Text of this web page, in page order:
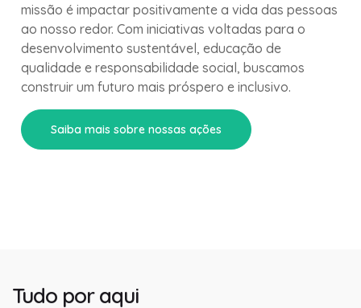
missão é impactar positivamente a vida das pessoas
ao nosso redor. Com iniciativas voltadas para o
desenvolvimento sustentável, educação de
qualidade e responsabilidade social, buscamos
construir um futuro mais próspero e inclusivo.
Saiba mais sobre nossas ações
Tudo por aqui